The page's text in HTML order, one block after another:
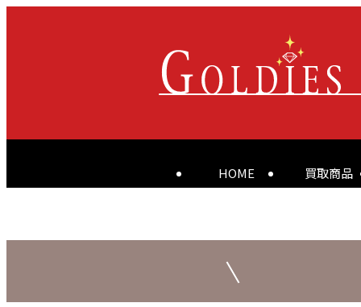
HOME 買取商品